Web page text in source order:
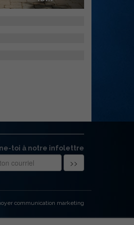
toi à notre infolettre
communication marketing